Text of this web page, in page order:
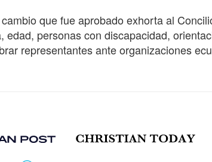
que fue aprobado exhorta al
edad, personas con discapacidad,
representantes ante organizaciones